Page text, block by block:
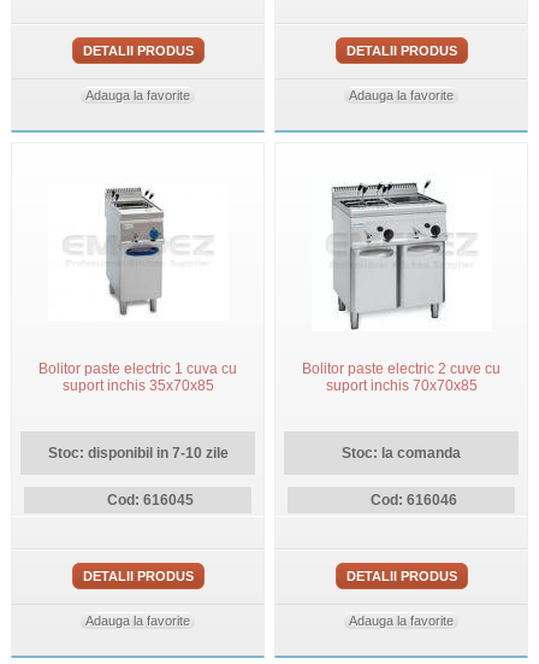
DETALII PRODUS
Adauga la favorite
DETALII PRODUS
Adauga la favorite
Bolitor paste electric 1 cuva cu
suport inchis 35x70x85
Stoc: disponibil in 7-10 zile
Cod: 616045
DETALII PRODUS
Adauga la favorite
Bolitor paste electric 2 cuve cu
suport inchis 70x70x85
Stoc: la comanda
Cod: 616046
DETALII PRODUS
Adauga la favorite